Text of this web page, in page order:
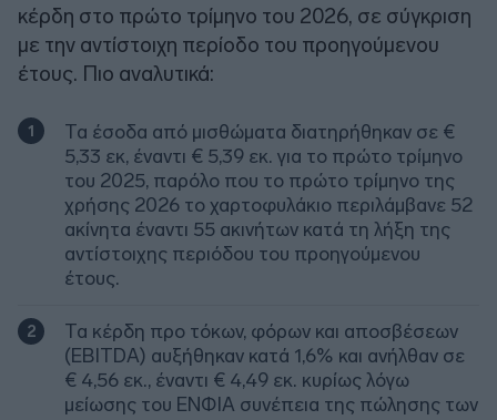
κέρδη στο πρώτο τρίμηνο του 2026, σε σύγκριση
με την αντίστοιχη περίοδο του προηγούμενου
έτους. Πιο αναλυτικά:
Τα έσοδα από μισθώματα διατηρήθηκαν σε €
5,33 εκ, έναντι € 5,39 εκ. για το πρώτο τρίμηνο
του 2025, παρόλο που το πρώτο τρίμηνο της
χρήσης 2026 το χαρτοφυλάκιο περιλάμβανε 52
ακίνητα έναντι 55 ακινήτων κατά τη λήξη της
αντίστοιχης περιόδου του προηγούμενου
έτους.
Τα κέρδη προ τόκων, φόρων και αποσβέσεων
(EBITDA) αυξήθηκαν κατά 1,6% και ανήλθαν σε
€ 4,56 εκ., έναντι € 4,49 εκ. κυρίως λόγω
μείωσης του ΕΝΦΙΑ συνέπεια της πώλησης των